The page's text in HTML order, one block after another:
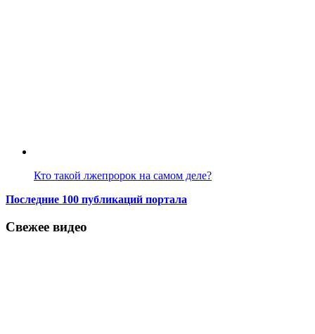
Кто такой лжепророк на самом деле?
Последние 100 публикаций портала
Свежее видео